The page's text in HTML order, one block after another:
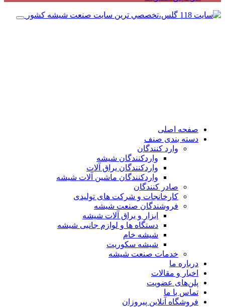
صفحه اصلی
دسته بندی صنف
وارد کنندگان
واردکنندگان شیشه
واردکنندگان یراق آلات
واردکنندگان ماشین آلات شیشه
صادر کنندگان
کارخانجات و شرکت های تولیدی
فروشندگان صنعت شیشه
ابزار و یراق آلات شیشه
دستگاه ها و لوازم جانبی شیشه
شیشه خام
شیشه سکوریت
خدمات صنعت شیشه
درباره ما
اخبار و مقالات
پلن‌های عضویت
تماس با ما
فروشگاه آنلاین پیروزان